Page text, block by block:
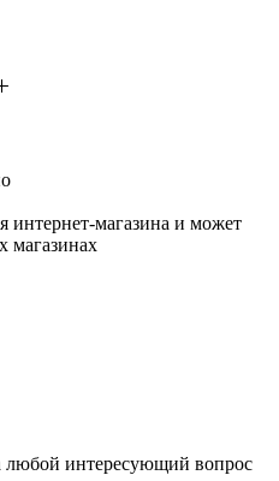
интернет-магазина и может
магазинах
любой интересующий вопрос